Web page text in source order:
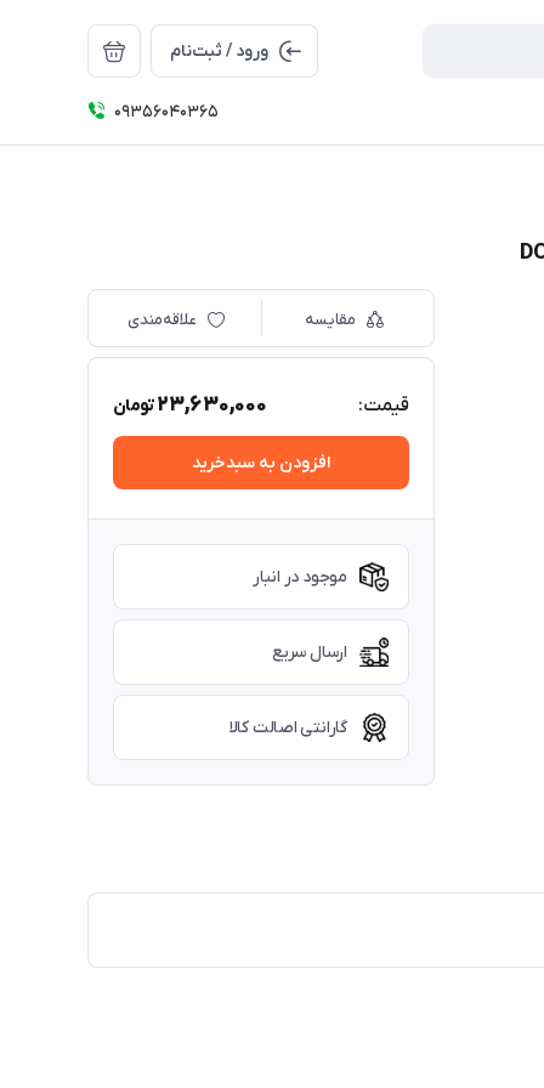
ورود / ثبت‌نام
09356040365
مقایسه علاقه‌مندی
قیمت: 23,630,000تومان
افزودن به سبدخرید
موجود در انبار
ارسال سریع
گارانتی اصالت کالا